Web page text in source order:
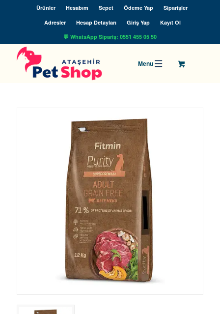
Ürünler Hesabım Sepet Ödeme Yap
Siparişler
Adresler
Hesap Detayları Giriş Yap
Kayıt Ol
💬 WhatsApp Sipariş: 0551 455 05 50